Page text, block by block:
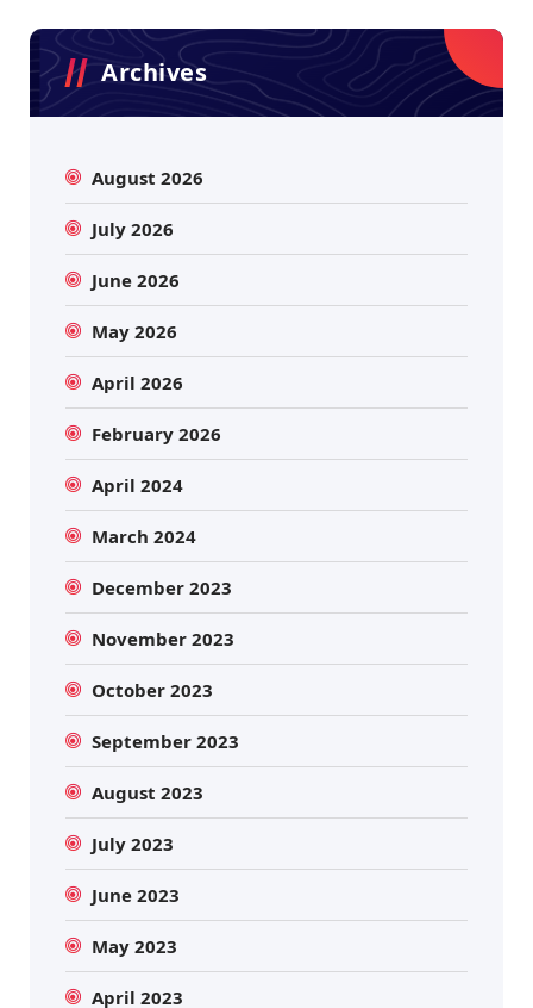
Archives
August 2026
July 2026
June 2026
May 2026
April 2026
February 2026
April 2024
March 2024
December 2023
November 2023
October 2023
September 2023
August 2023
July 2023
June 2023
May 2023
April 2023